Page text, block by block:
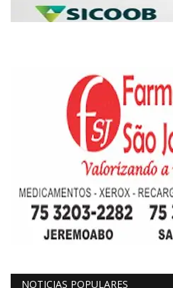
NOTICIAS POPULARES